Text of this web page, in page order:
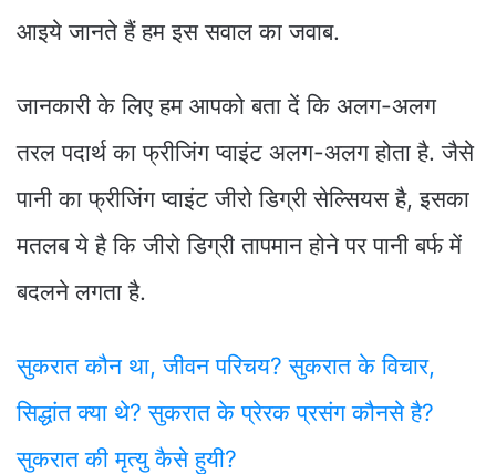
आइये जानते हैं हम इस सवाल का जवाब.
जानकारी के लिए हम आपको बता दें कि अलग-अलग
तरल पदार्थ का फ्रीजिंग प्वाइंट अलग-अलग होता है. जैसे
पानी का फ्रीजिंग प्वाइंट जीरो डिग्री सेल्सियस है, इसका
मतलब ये है कि जीरो डिग्री तापमान होने पर पानी बर्फ में
बदलने लगता है.
सुकरात कौन था, जीवन परिचय? सुकरात के विचार,
सिद्धांत क्या थे? सुकरात के प्रेरक प्रसंग कौनसे है?
सुकरात की मृत्यु कैसे हुयी?